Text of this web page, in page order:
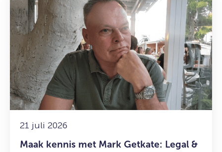
21 juli 2026
Maak kennis met Mark Getkate: Legal &
meer
over:
Maak
kennis
met
Mark
Getkate:
Legal
&
Compliance
Officer
Functionaris